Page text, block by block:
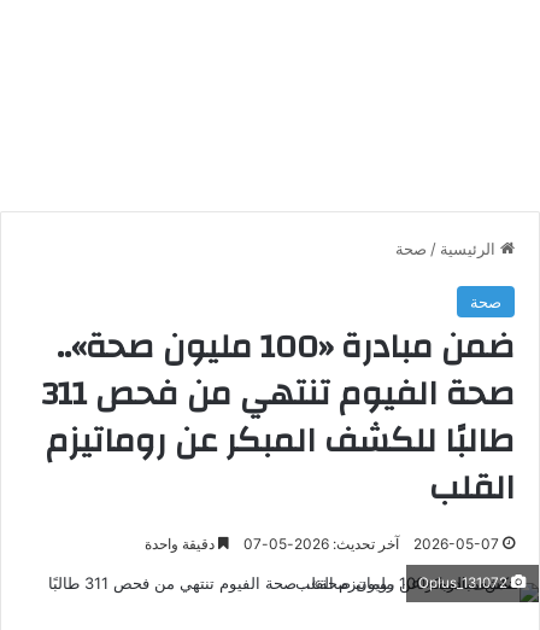
الرئيسية / صحة
صحة
ضمن مبادرة «100 مليون صحة»..
صحة الفيوم تنتهي من فحص 311
طالبًا للكشف المبكر عن روماتيزم
القلب
2026-05-07 آخر تحديث: 2026-05-07 دقيقة واحدة
Oplus_131072